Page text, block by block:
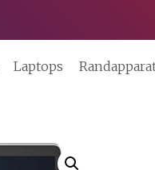
Laptops